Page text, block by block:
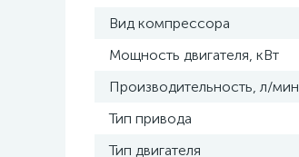
Вид компрессора
Мощность двигателя, кВт
Производительность, л/мин
Тип привода
Тип двигателя